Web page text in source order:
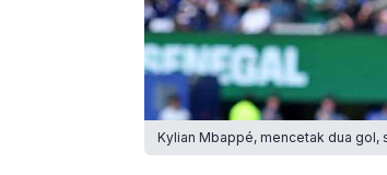
Kylian Mbappé, mencetak dua gol,